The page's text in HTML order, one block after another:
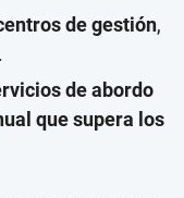
de gestión,
.
de abordo
que supera los